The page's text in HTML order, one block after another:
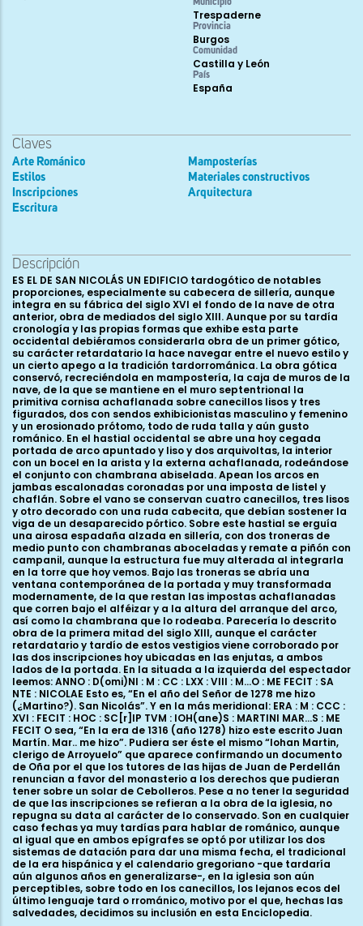
Municipio
Trespaderne
Provincia
Burgos
Comunidad
Castilla y León
País
España
Claves
Arte Románico
Estilos
Inscripciones
Escritura
Mamposterías
Materiales constructivos
Arquitectura
Descripción
ES EL DE SAN NICOLÁS UN EDIFICIO tardogótico de notables
proporciones, especialmente su cabecera de sillería, aunque
integra en su fábrica del siglo XVI el fondo de la nave de otra
anterior, obra de mediados del siglo XIII. Aunque por su tardía
cronología y las propias formas que exhibe esta parte
occidental debiéramos considerarla obra de un primer gótico,
su carácter retardatario la hace navegar entre el nuevo estilo y
un cierto apego a la tradición tardorrománica. La obra gótica
conservó, recreciéndola en mampostería, la caja de muros de la
nave, de la que se mantiene en el muro septentrional la
primitiva cornisa achaflanada sobre canecillos lisos y tres
figurados, dos con sendos exhibicionistas masculino y femenino
y un erosionado prótomo, todo de ruda talla y aún gusto
románico. En el hastial occidental se abre una hoy cegada
portada de arco apuntado y liso y dos arquivoltas, la interior
con un bocel en la arista y la externa achaflanada, rodeándose
el conjunto con chambrana abiselada. Apean los arcos en
jambas escalonadas coronadas por una imposta de listel y
chaflán. Sobre el vano se conservan cuatro canecillos, tres lisos
y otro decorado con una ruda cabecita, que debían sostener la
viga de un desaparecido pórtico. Sobre este hastial se erguía
una airosa espadaña alzada en sillería, con dos troneras de
medio punto con chambranas aboceladas y remate a piñón con
campanil, aunque la estructura fue muy alterada al integrarla
en la torre que hoy vemos. Bajo las troneras se abría una
ventana contemporánea de la portada y muy transformada
modernamente, de la que restan las impostas achaflanadas
que corren bajo el alféizar y a la altura del arranque del arco,
así como la chambrana que lo rodeaba. Parecería lo descrito
obra de la primera mitad del siglo XIII, aunque el carácter
retardatario y tardío de estos vestigios viene corroborado por
las dos inscripciones hoy ubicadas en las enjutas, a ambos
lados de la portada. En la situada a la izquierda del espectador
leemos: ANNO : D(omi)NI : M : CC : LXX : VIII : M...O : ME FECIT : SA
NTE : NICOLAE Esto es, “En el año del Señor de 1278 me hizo
(¿Martino?). San Nicolás”. Y en la más meridional: ERA : M : CCC :
XVI : FECIT : HOC : SC[r]IP TVM : IOH(ane)S : MARTINI MAR...S : ME
FECIT O sea, “En la era de 1316 (año 1278) hizo este escrito Juan
Martín. Mar.. me hizo”. Pudiera ser éste el mismo “Iohan Martin,
clerigo de Arroyuelo” que aparece confirmando un documento
de Oña por el que los tutores de las hijas de Juan de Perdellán
renuncian a favor del monasterio a los derechos que pudieran
tener sobre un solar de Cebolleros. Pese a no tener la seguridad
de que las inscripciones se refieran a la obra de la iglesia, no
repugna su data al carácter de lo conservado. Son en cualquier
caso fechas ya muy tardías para hablar de románico, aunque
al igual que en ambos epígrafes se optó por utilizar los dos
sistemas de datación para dar una misma fecha, el tradicional
de la era hispánica y el calendario gregoriano -que tardaría
aún algunos años en generalizarse-, en la iglesia son aún
perceptibles, sobre todo en los canecillos, los lejanos ecos del
último lenguaje tard o rrománico, motivo por el que, hechas las
salvedades, decidimos su inclusión en esta Enciclopedia.